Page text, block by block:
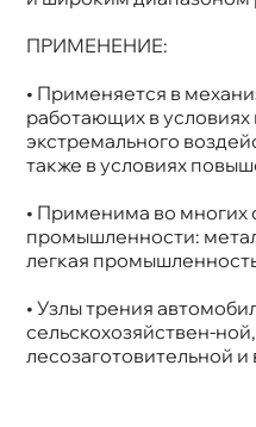
ПРИМЕНЕНИЕ:
• Применяется в
работающих в
экстремального
также в условиях
• Применима во многих
промышленности:
легкая
• Узлы трения
сельскохозяйствен-
лесозаготовительной